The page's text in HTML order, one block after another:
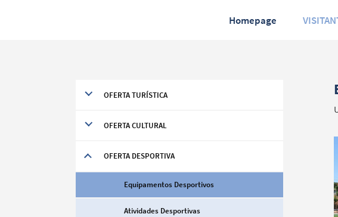
Homepage
OFERTA TURÍSTICA
OFERTA CULTURAL
OFERTA DESPORTIVA
Equipamentos Desportivos
Atividades Desportivas